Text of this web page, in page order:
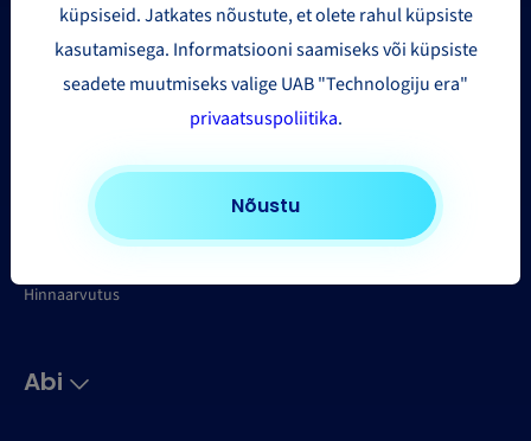
Teeninduspunktide asukohad
Tellimuste import
Mu pakett
Saadetiste statistika eksport
Hinnaarvutus
Abi
küpsiseid. Jatkates nõustute, et olete rahul küpsiste
kasutamisega. Informatsiooni saamiseks või küpsiste
seadete muutmiseks valige UAB "Technologiju era"
privaatsuspoliitika.
Nõustu